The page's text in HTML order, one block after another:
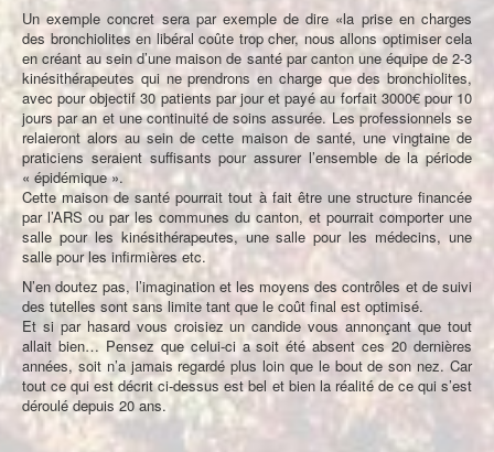
Un exemple concret sera par exemple de dire «la prise en charges
des bronchiolites en libéral coûte trop cher, nous allons optimiser cela
en créant au sein d’une maison de santé par canton une équipe de 2-3
kinésithérapeutes qui ne prendrons en charge que des bronchiolites,
avec pour objectif 30 patients par jour et payé au forfait 3000€ pour 10
jours par an et une continuité de soins assurée. Les professionnels se
relaieront alors au sein de cette maison de santé, une vingtaine de
praticiens seraient suffisants pour assurer l’ensemble de la période
« épidémique ».
Cette maison de santé pourrait tout à fait être une structure financée
par l’ARS ou par les communes du canton, et pourrait comporter une
salle pour les kinésithérapeutes, une salle pour les médecins, une
salle pour les infirmières etc.
N’en doutez pas, l’imagination et les moyens des contrôles et de suivi
des tutelles sont sans limite tant que le coût final est optimisé.
Et si par hasard vous croisiez un candide vous annonçant que tout
allait bien… Pensez que celui-ci a soit été absent ces 20 dernières
années, soit n’a jamais regardé plus loin que le bout de son nez. Car
tout ce qui est décrit ci-dessus est bel et bien la réalité de ce qui s’est
déroulé depuis 20 ans.